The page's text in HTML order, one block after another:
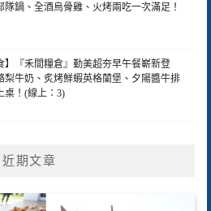
隊鍋、全酒烏骨雞、火烤兩吃一次滿足！
】『禾間糧倉』勤美超夯早午餐嶄新登
梨牛奶、炙烤鮮蝦英格蘭堡、夕陽醬牛排
桌！(線上：3)
近期文章